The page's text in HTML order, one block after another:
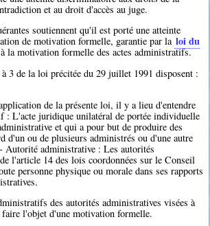
et au droit d'accès au juge.
soutiennent qu'il est porté une atteinte
de motivation formelle, garantie par la loi du
la motivation formelle des actes administratifs.
3 de la loi précitée du 29 juillet 1991 disposent :
de la présente loi, il y a lieu d'entendre
: L'acte juridique unilatéral de portée individuelle
et qui a pour but de produire des
d'un ou de plusieurs administrés ou d'une autre
Autorité administrative : Les autorités
l'article 14 des lois coordonnées sur le Conseil
personne physique ou morale dans ses rapports
des autorités administratives visées à
l'objet d'une motivation formelle.